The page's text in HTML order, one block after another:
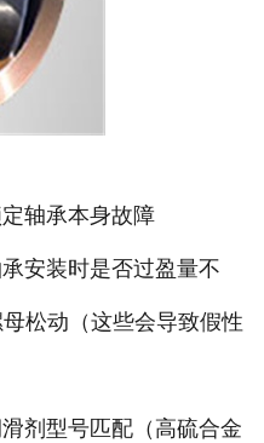
轴承本身故障
安装时是否过盈量不
松动（这些会导致假性
型号匹配（高硫合金